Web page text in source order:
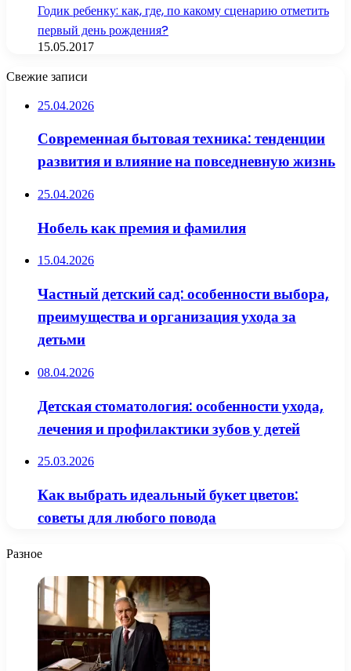
Годик ребенку: как, где, по какому сценарию отметить
первый день рождения?
15.05.2017
Свежие записи
25.04.2026
Современная бытовая техника: тенденции
развития и влияние на повседневную жизнь
25.04.2026
Нобель как премия и фамилия
15.04.2026
Частный детский сад: особенности выбора,
преимущества и организация ухода за
детьми
08.04.2026
Детская стоматология: особенности ухода,
лечения и профилактики зубов у детей
25.03.2026
Как выбрать идеальный букет цветов:
советы для любого повода
Разное